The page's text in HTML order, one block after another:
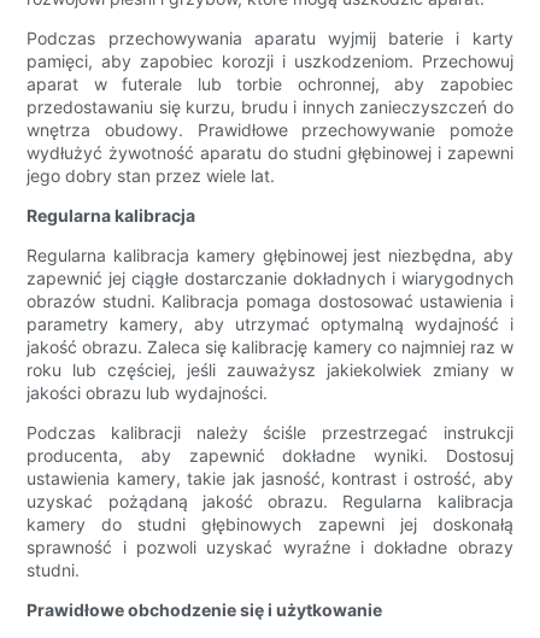
Podczas przechowywania aparatu wyjmij baterie i karty
pamięci, aby zapobiec korozji i uszkodzeniom. Przechowuj
aparat w futerale lub torbie ochronnej, aby zapobiec
przedostawaniu się kurzu, brudu i innych zanieczyszczeń do
wnętrza obudowy. Prawidłowe przechowywanie pomoże
wydłużyć żywotność aparatu do studni głębinowej i zapewni
jego dobry stan przez wiele lat.
Regularna kalibracja
Regularna kalibracja kamery głębinowej jest niezbędna, aby
zapewnić jej ciągłe dostarczanie dokładnych i wiarygodnych
obrazów studni. Kalibracja pomaga dostosować ustawienia i
parametry kamery, aby utrzymać optymalną wydajność i
jakość obrazu. Zaleca się kalibrację kamery co najmniej raz w
roku lub częściej, jeśli zauważysz jakiekolwiek zmiany w
jakości obrazu lub wydajności.
Podczas kalibracji należy ściśle przestrzegać instrukcji
producenta, aby zapewnić dokładne wyniki. Dostosuj
ustawienia kamery, takie jak jasność, kontrast i ostrość, aby
uzyskać pożądaną jakość obrazu. Regularna kalibracja
kamery do studni głębinowych zapewni jej doskonałą
sprawność i pozwoli uzyskać wyraźne i dokładne obrazy
studni.
Prawidłowe obchodzenie się i użytkowanie